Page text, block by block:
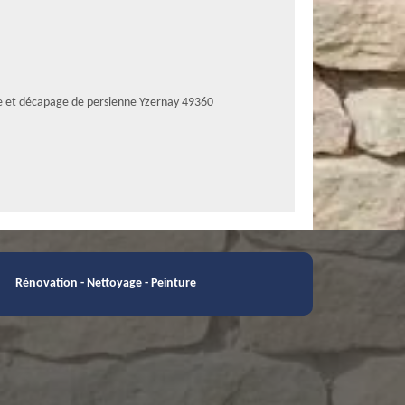
et décapage de persienne Yzernay 49360
Rénovation - Nettoyage - Peinture